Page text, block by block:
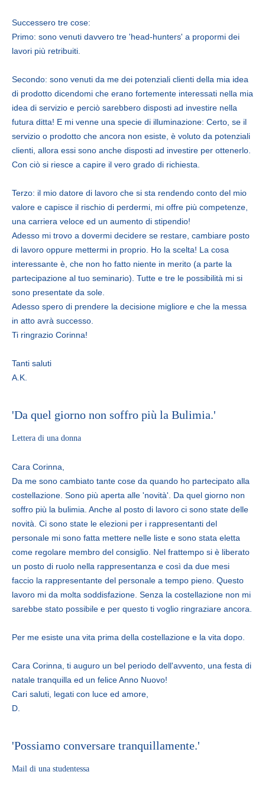
Successero tre cose:
Primo: sono venuti davvero tre 'head-hunters' a propormi dei
lavori più retribuiti.
Secondo: sono venuti da me dei potenziali clienti della mia idea
di prodotto dicendomi che erano fortemente interessati nella mia
idea di servizio e perciò sarebbero disposti ad investire nella
futura ditta! E mi venne una specie di illuminazione: Certo, se il
servizio o prodotto che ancora non esiste, è voluto da potenziali
clienti, allora essi sono anche disposti ad investire per ottenerlo.
Con ciò si riesce a capire il vero grado di richiesta.
Terzo: il mio datore di lavoro che si sta rendendo conto del mio
valore e capisce il rischio di perdermi, mi offre più competenze,
una carriera veloce ed un aumento di stipendio!
Adesso mi trovo a dovermi decidere se restare, cambiare posto
di lavoro oppure mettermi in proprio. Ho la scelta! La cosa
interessante è, che non ho fatto niente in merito (a parte la
partecipazione al tuo seminario). Tutte e tre le possibilità mi si
sono presentate da sole.
Adesso spero di prendere la decisione migliore e che la messa
in atto avrà successo.
Ti ringrazio Corinna!
Tanti saluti
A.K.
'Da quel giorno non soffro più la Bulimia.'
Lettera di una donna
Cara Corinna,
Da me sono cambiato tante cose da quando ho partecipato alla
costellazione. Sono più aperta alle 'novità'. Da quel giorno non
soffro più la bulimia. Anche al posto di lavoro ci sono state delle
novità. Ci sono state le elezioni per i rappresentanti del
personale mi sono fatta mettere nelle liste e sono stata eletta
come regolare membro del consiglio. Nel frattempo si è liberato
un posto di ruolo nella rappresentanza e così da due mesi
faccio la rappresentante del personale a tempo pieno. Questo
lavoro mi da molta soddisfazione. Senza la costellazione non mi
sarebbe stato possibile e per questo ti voglio ringraziare ancora.
Per me esiste una vita prima della costellazione e la vita dopo.
Cara Corinna, ti auguro un bel periodo dell'avvento, una festa di
natale tranquilla ed un felice Anno Nuovo!
Cari saluti, legati con luce ed amore,
D.
'Possiamo conversare tranquillamente.'
Mail di una studentessa